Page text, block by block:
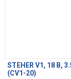
STEHER V1, 18 В,
(CV1-20)